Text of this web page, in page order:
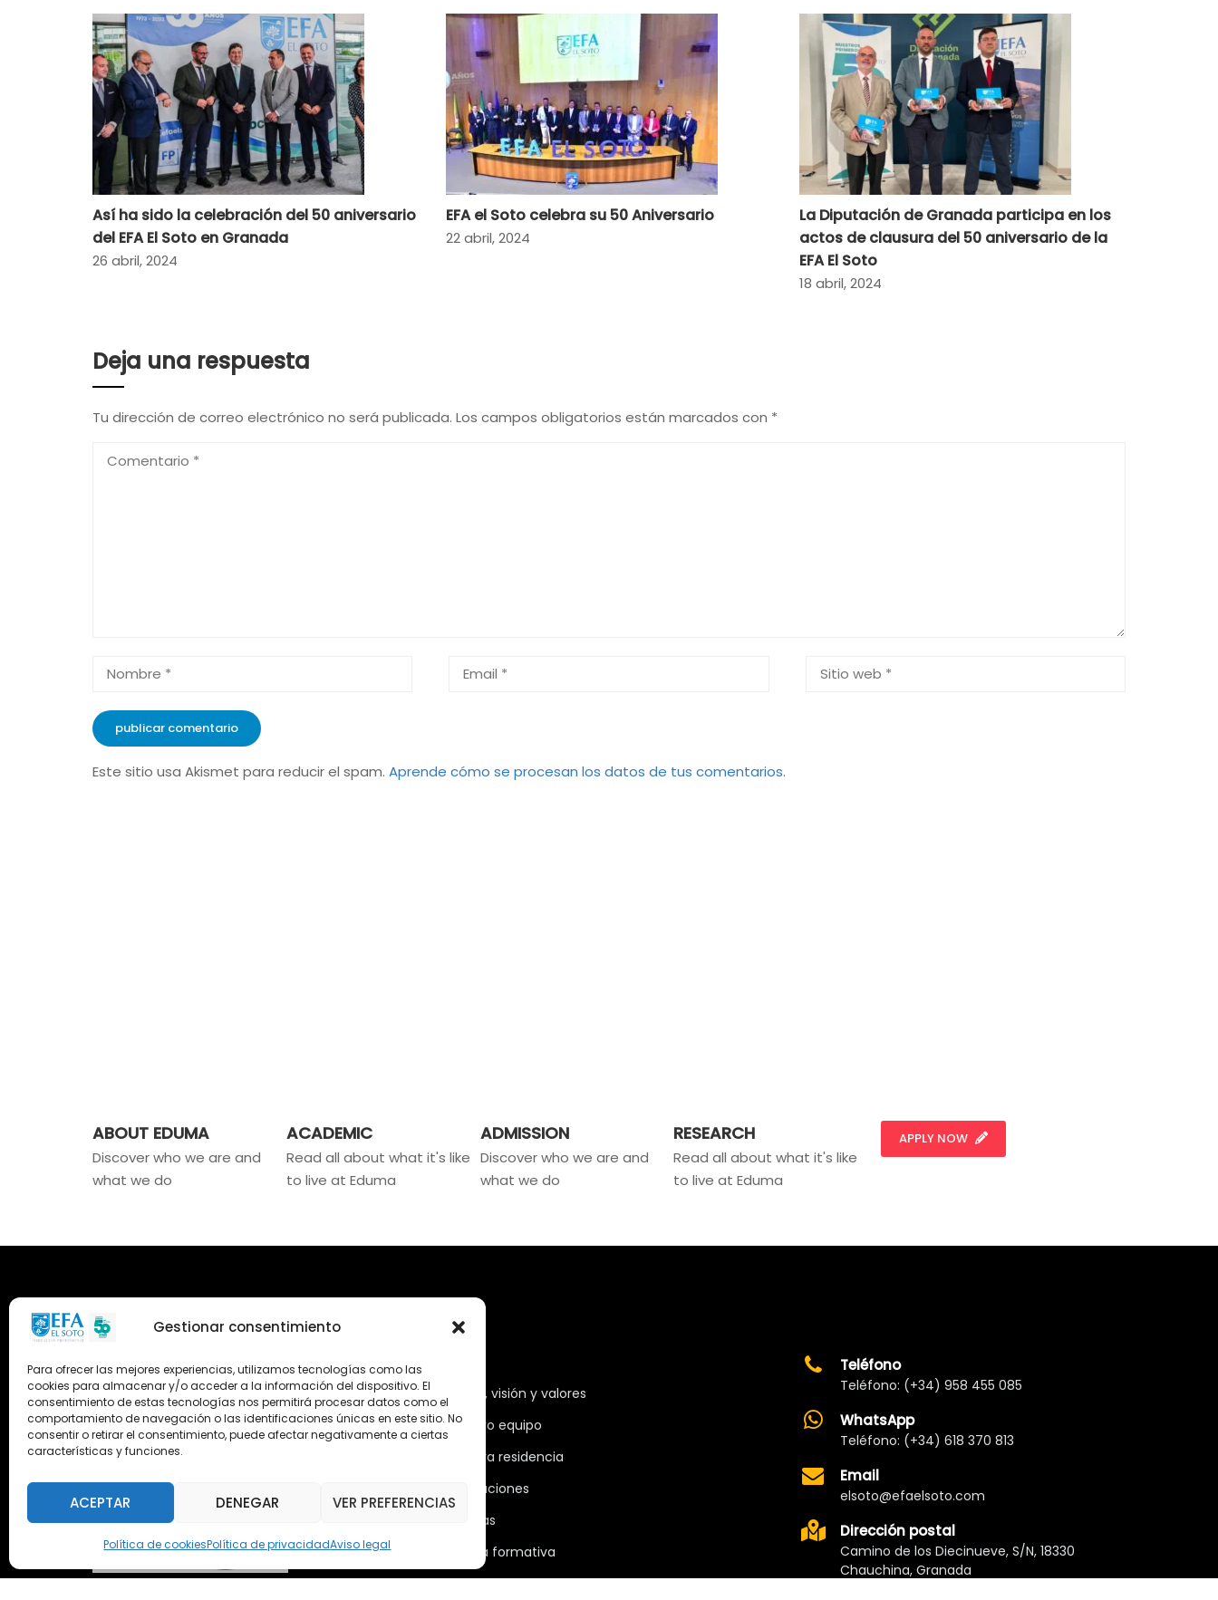
Gestionar consentimiento
Para ofrecer las mejores experiencias, utilizamos tecnologías como las
cookies para almacenar y/o acceder a la información del dispositivo. El
consentimiento de estas tecnologías nos permitirá procesar datos como el
comportamiento de navegación o las identificaciones únicas en este sitio. No
consentir o retirar el consentimiento, puede afectar negativamente a ciertas
características y funciones.
ACEPTAR DENEGAR VER PREFERENCIAS
Política de cookiesPolítica de privacidadAviso legal
Así ha sido la celebración del 50 aniversario
del EFA El Soto en Granada
26 abril, 2024
EFA el Soto celebra su 50 Aniversario
22 abril, 2024
La Diputación de Granada participa en los
actos de clausura del 50 aniversario de la
EFA El Soto
18 abril, 2024
Deja una respuesta
Tu dirección de correo electrónico no será publicada. Los campos obligatorios están marcados con *
Este sitio usa Akismet para reducir el spam. Aprende cómo se procesan los datos de tus comentarios.
ABOUT EDUMA
Discover who we are and
what we do
ACADEMIC
Read all about what it's like
to live at Eduma
ADMISSION
Discover who we are and
what we do
RESEARCH
Read all about what it's like
to live at Eduma
APPLY NOW
Misión, visión y valores
Nuestro equipo
Nuestra residencia
Instalaciones
Noticias
Oferta formativa
Descargas
Teléfono
Teléfono: (+34) 958 455 085
WhatsApp
Teléfono: (+34) 618 370 813
Email
elsoto@efaelsoto.com
Dirección postal
Camino de los Diecinueve, S/N, 18330
Chauchina, Granada